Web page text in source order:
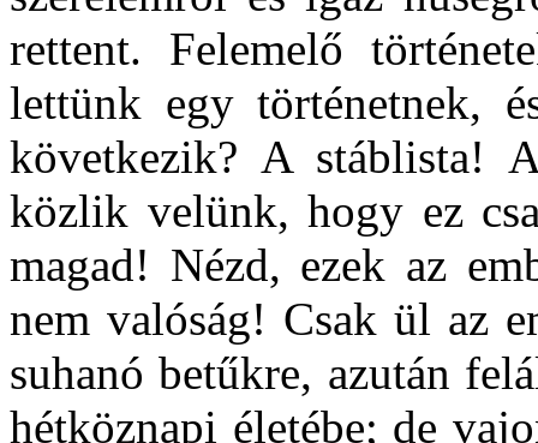
rettent. Felemelő
lettünk egy történetnek,
következik? A stáblista!
közlik velünk, hogy ez
magad! Nézd, ezek az
nem valóság! Csak ül az
suhanó betűkre, azután
hétköznapi életébe; de